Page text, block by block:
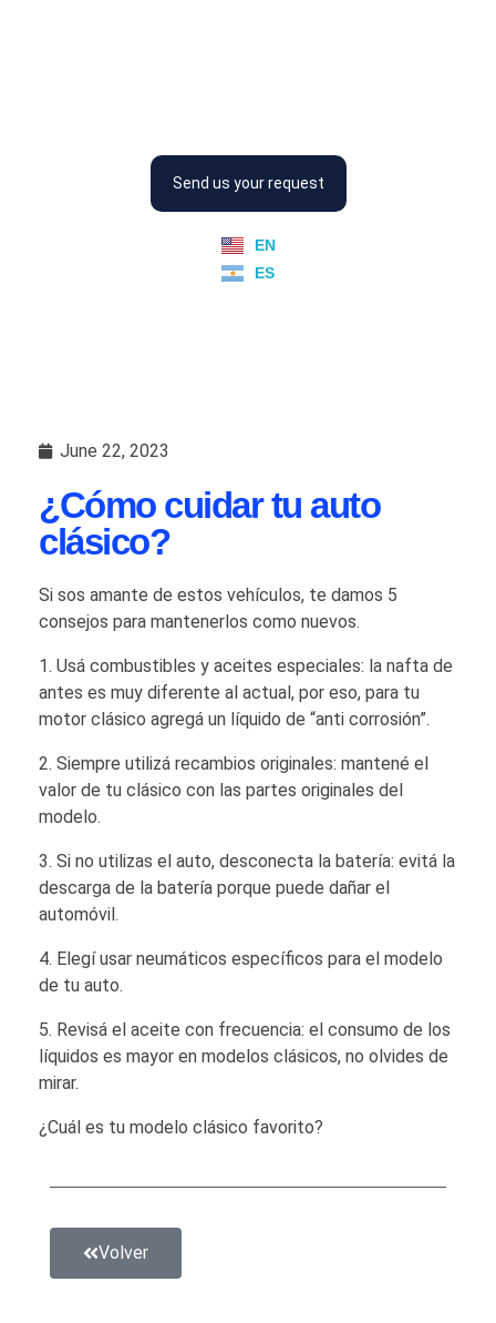
Send us your request
EN
ES
June 22, 2023
¿Cómo cuidar tu auto
clásico?
Si sos amante de estos vehículos, te damos 5
consejos para mantenerlos como nuevos.
Usá combustibles y aceites especiales: la nafta de
antes es muy diferente al actual, por eso, para tu
motor clásico agregá un líquido de “anti corrosión”.
Siempre utilizá recambios originales: mantené el
valor de tu clásico con las partes originales del
modelo.
Si no utilizas el auto, desconecta la batería: evitá la
descarga de la batería porque puede dañar el
automóvil.
Elegí usar neumáticos específicos para el modelo
de tu auto.
Revisá el aceite con frecuencia: el consumo de los
líquidos es mayor en modelos clásicos, no olvides de
mirar.
¿Cuál es tu modelo clásico favorito?
Volver